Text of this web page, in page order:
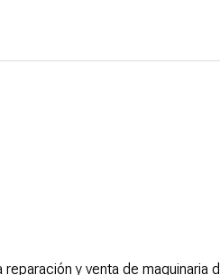
reparación y venta de